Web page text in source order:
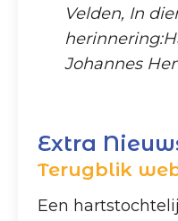
Velden, In
Johannes
Extra
Terugblik
Een